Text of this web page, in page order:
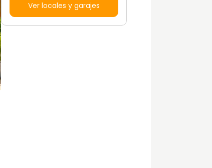
Ver locales y garajes